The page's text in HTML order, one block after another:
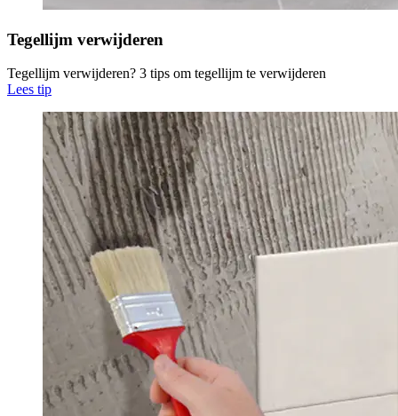
Tegellijm verwijderen
Tegellijm verwijderen? 3 tips om tegellijm te verwijderen
Lees tip